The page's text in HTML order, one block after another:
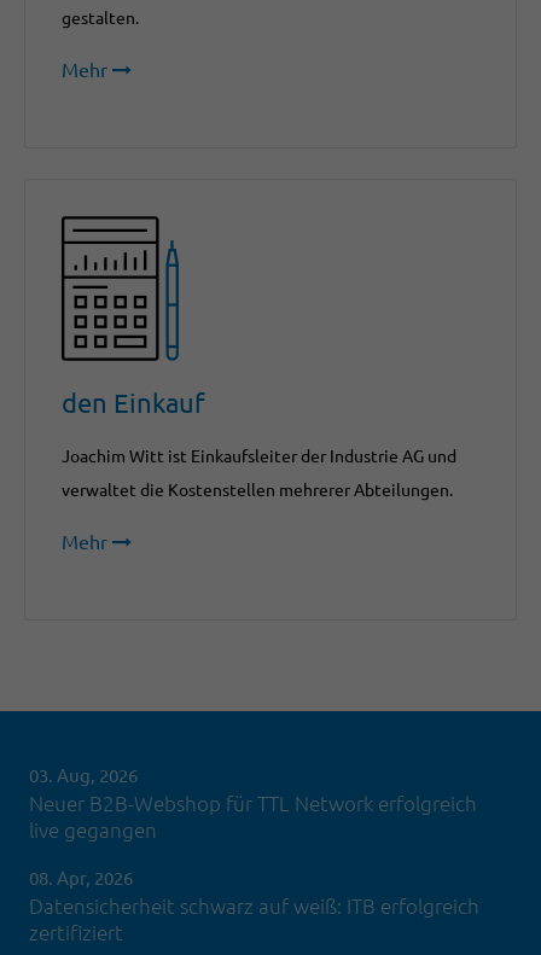
gestalten.
Mehr
den Einkauf
Joachim Witt ist Einkaufsleiter der Industrie AG und
verwaltet die Kostenstellen mehrerer Abteilungen.
Mehr
03. Aug, 2026
Neuer B2B-Webshop für TTL Network erfolgreich
live gegangen
08. Apr, 2026
Datensicherheit schwarz auf weiß: ITB erfolgreich
zertifiziert